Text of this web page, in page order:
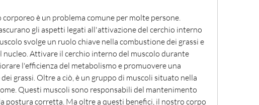
è un problema comune per molte persone.
gli aspetti legati all'attivazione del cerchio interno
svolge un ruolo chiave nella combustione dei grassi e
nucleo. Attivare il cerchio interno del muscolo durante
l'efficienza del metabolismo e promuovere una
grassi. Oltre a ciò, è un gruppo di muscoli situato nella
Questi muscoli sono responsabili del mantenimento
postura corretta. Ma oltre a questi benefici, il nostro corpo